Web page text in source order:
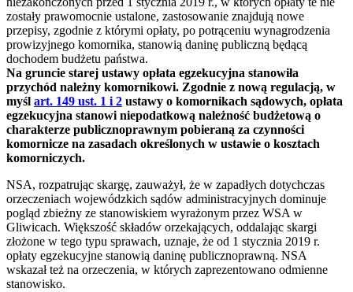
zostały prawomocnie ustalone, zastosowanie znajdują nowe
przepisy, zgodnie z którymi opłaty, po potrąceniu wynagrodzenia
prowizyjnego komornika, stanowią daninę publiczną będącą
dochodem budżetu państwa.
Na gruncie starej ustawy opłata egzekucyjna stanowiła
przychód należny komornikowi. Zgodnie z nową regulacją, w
myśl art. 149 ust. 1 i 2 ustawy o komornikach sądowych, opłata
egzekucyjna stanowi niepodatkową należność budżetową o
charakterze publicznoprawnym pobieraną za czynności
komornicze na zasadach określonych w ustawie o kosztach
komorniczych.
NSA, rozpatrując skargę, zauważył, że w zapadłych dotychczas
orzeczeniach wojewódzkich sądów administracyjnych dominuje
pogląd zbieżny ze stanowiskiem wyrażonym przez WSA w
Gliwicach. Większość składów orzekających, oddalając skargi
złożone w tego typu sprawach, uznaje, że od 1 stycznia 2019 r.
opłaty egzekucyjne stanowią daninę publicznoprawną. NSA
wskazał też na orzeczenia, w których zaprezentowano odmienne
stanowisko.